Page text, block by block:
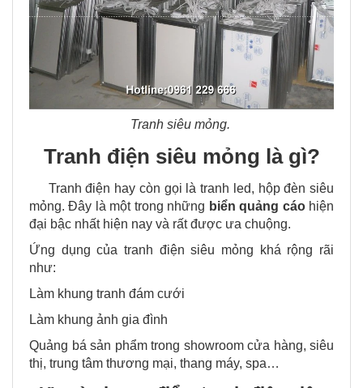
Tranh siêu mỏng.
Tranh điện siêu mỏng là gì?
Tranh điện hay còn gọi là tranh led, hộp đèn siêu
mỏng. Đây là một trong những biển quảng cáohiện
đại bậc nhất hiện nay và rất được ưa chuộng.
Ứng dụng của tranh điện siêu mỏng khá rộng rãi
như:
Làm khung tranh đám cưới
Làm khung ảnh gia đình
Quảng bá sản phẩm trong showroom cửa hàng, siêu
thị, trung tâm thương mại, thang máy, spa…